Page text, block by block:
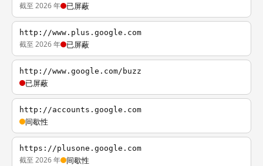
截至 2026 年 已屏蔽
http://www.plus.google.com
截至 2026 年 已屏蔽
http://www.google.com/buzz
已屏蔽
http://accounts.google.com
间歇性
https://plusone.google.com
截至 2026 年 间歇性